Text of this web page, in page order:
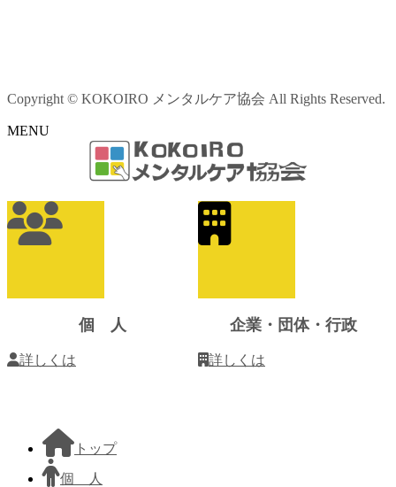
Copyright © KOKOIRO メンタルケア協会 All Rights Reserved.
MENU
ア
イ
コ
ン
個 人
詳しくは
企業・団体・行政
詳しくは
トップ
個 人